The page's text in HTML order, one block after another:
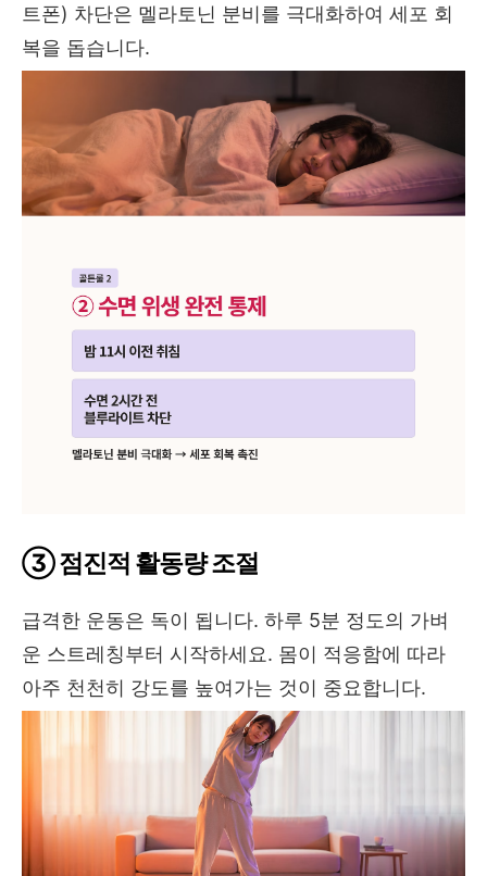
트폰) 차단은 멜라토닌 분비를 극대화하여 세포 회
복을 돕습니다.
③ 점진적 활동량 조절
급격한 운동은 독이 됩니다. 하루 5분 정도의 가벼
운 스트레칭부터 시작하세요. 몸이 적응함에 따라
아주 천천히 강도를 높여가는 것이 중요합니다.